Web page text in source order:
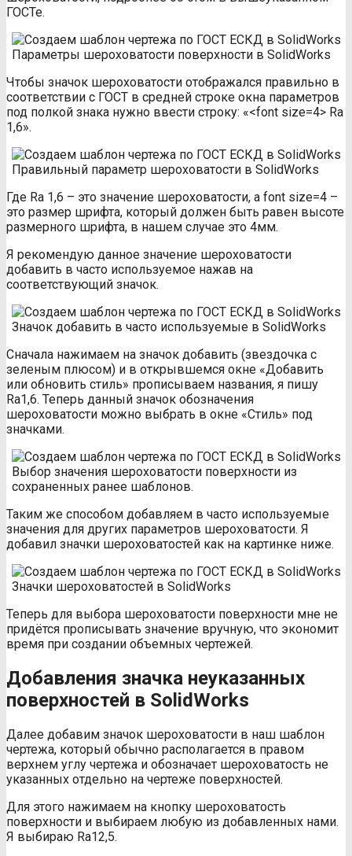
ГОСТе.
Параметры шероховатости поверхности в SolidWorks
Чтобы значок шероховатости отображался правильно в
соответствии с ГОСТ в средней строке окна параметров
под полкой знака нужно ввести строку: «<font size=4> Ra
1,6».
Правильный параметр шероховатости в SolidWorks
Где Ra 1,6 – это значение шероховатости, а font size=4 –
это размер шрифта, который должен быть равен высоте
размерного шрифта, в нашем случае это 4мм.
Я рекомендую данное значение шероховатости
добавить в часто используемое нажав на
соответствующий значок.
Значок добавить в часто используемые в SolidWorks
Сначала нажимаем на значок добавить (звездочка с
зеленым плюсом) и в открывшемся окне «Добавить
или обновить стиль» прописываем названия, я пишу
Ra1,6. Теперь данный значок обозначения
шероховатости можно выбрать в окне «Стиль» под
значками.
Выбор значения шероховатости поверхности из
сохраненных ранее шаблонов.
Таким же способом добавляем в часто используемые
значения для других параметров шероховатости. Я
добавил значки шероховатостей как на картинке ниже.
Значки шероховатостей в SolidWorks
Теперь для выбора шероховатости поверхности мне не
придётся прописывать значение вручную, что экономит
время при создании объемных чертежей.
Добавления значка неуказанных
поверхностей в SolidWorks
Далее добавим значок шероховатости в наш шаблон
чертежа, который обычно располагается в правом
верхнем углу чертежа и обозначает шероховатость не
указанных отдельно на чертеже поверхностей.
Для этого нажимаем на кнопку шероховатость
поверхности и выбираем любую из добавленных нами.
Я выбираю Ra12,5.